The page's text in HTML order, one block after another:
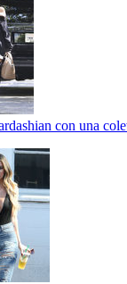
con una